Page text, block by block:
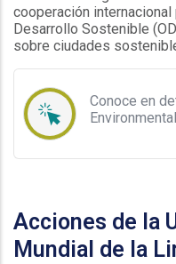
cooperación
Desarrollo Sostenible
sobre ciudades
Conoce en
Acciones de la
Mundial de la